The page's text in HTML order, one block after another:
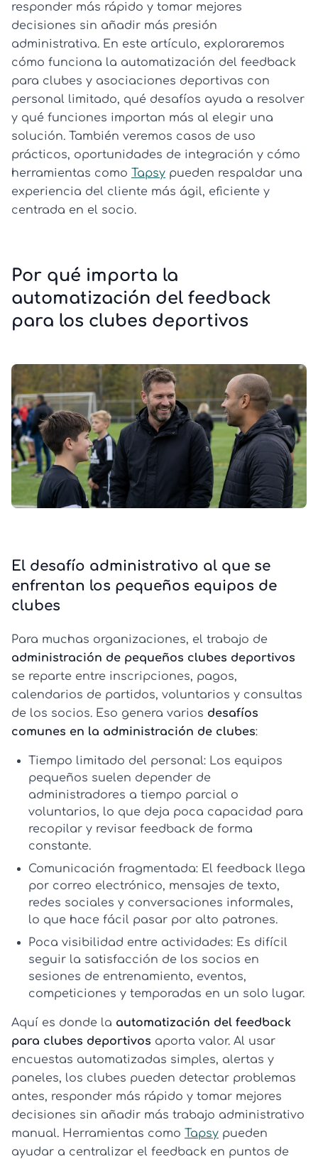
responder más rápido y tomar mejores
decisiones sin añadir más presión
administrativa. En este artículo, exploraremos
cómo funciona la automatización del feedback
para clubes y asociaciones deportivas con
personal limitado, qué desafíos ayuda a resolver
y qué funciones importan más al elegir una
solución. También veremos casos de uso
prácticos, oportunidades de integración y cómo
herramientas como Tapsy pueden respaldar una
experiencia del cliente más ágil, eficiente y
centrada en el socio.
Por qué importa la
automatización del feedback
para los clubes deportivos
El desafío administrativo al que se
enfrentan los pequeños equipos de
clubes
Para muchas organizaciones, el trabajo de
administración de pequeños clubes deportivos
se reparte entre inscripciones, pagos,
calendarios de partidos, voluntarios y consultas
de los socios. Eso genera varios desafíos
comunes en la administración de clubes:
Tiempo limitado del personal: Los equipos
pequeños suelen depender de
administradores a tiempo parcial o
voluntarios, lo que deja poca capacidad para
recopilar y revisar feedback de forma
constante.
Comunicación fragmentada: El feedback llega
por correo electrónico, mensajes de texto,
redes sociales y conversaciones informales,
lo que hace fácil pasar por alto patrones.
Poca visibilidad entre actividades: Es difícil
seguir la satisfacción de los socios en
sesiones de entrenamiento, eventos,
competiciones y temporadas en un solo lugar.
Aquí es donde la automatización del feedback
para clubes deportivos aporta valor. Al usar
encuestas automatizadas simples, alertas y
paneles, los clubes pueden detectar problemas
antes, responder más rápido y tomar mejores
decisiones sin añadir más trabajo administrativo
manual. Herramientas como Tapsy pueden
ayudar a centralizar el feedback en puntos de